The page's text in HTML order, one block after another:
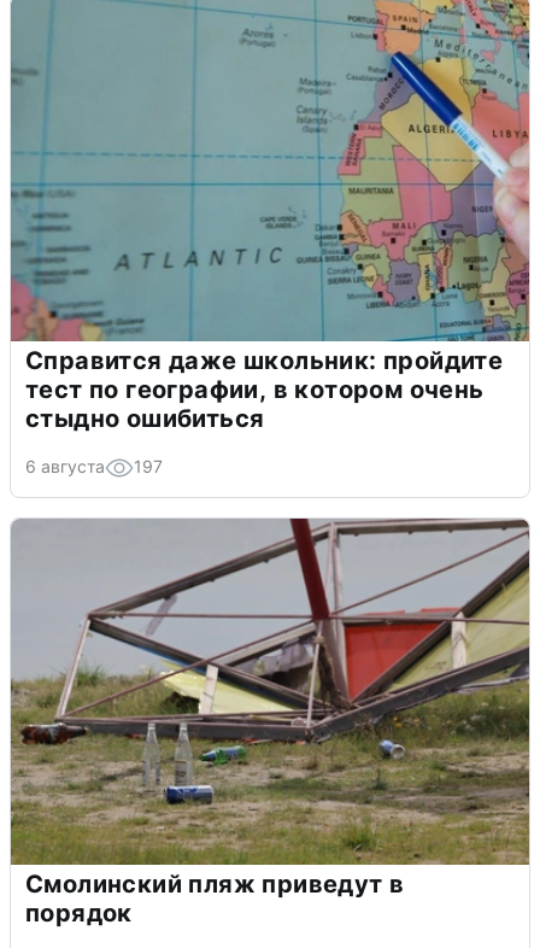
Справится даже школьник: пройдите
тест по географии, в котором очень
стыдно ошибиться
6 августа 197
Смолинский пляж приведут в
порядок